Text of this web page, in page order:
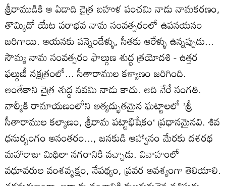
శ్రీరాముడికి ఆ ఏడాది చైత్ర బహుళ పంచమి నాడు నామకరణం,
తొమ్మిదో యేట పరాభవ నామ సంవత్సరంలో ఉపనయనం
జరిగాయి. ఆయనకు పన్నెండేళ్ళు, సీతకు ఆరేళ్ళు ఉన్నప్పుడు...
సౌమ్య నామ సంవత్సరం ఫాల్గుణ శుద్ధ త్రయోదశి - ఉత్తర
ఫల్గుణీ నక్షత్రంలో... సీతారాముల కళ్యాణం జరిగింది.
అంతేకాని చైత్ర శుద్ధ నవమి నాడు కాదు. అది వేరే సంగతి.
వాల్మీకి రామాయణంలోని అత్యద్భుతమైన ఘట్టాలలో ’శ్రీ
సీతారాముల కల్యాణం, శ్రీరామ పట్టాభిషేకం‘ ప్రధానమైనవి. శివ
ధనుర్భంగం అనంతరం..., జనకుడి ఆహ్వానం మేరకు దశరథ
మహారాజు మిథిలా నగరానికి వచ్చాడు. వివాహంలో
వధూవరుల వంశవృక్షం, నేపథ్యం, ప్రవర అవశ్యంగా తెలియాలి.